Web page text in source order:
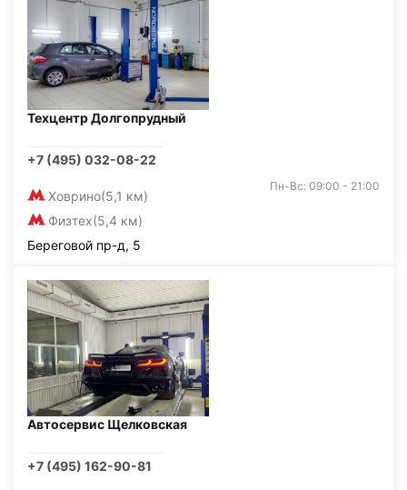
Техцентр Долгопрудный
+7 (495) 032-08-22
Ховрино(5,1 км)
Физтех(5,4 км)
Пн-Вс: 09:00 - 21:00
Береговой пр-д, 5
Автосервис Щелковская
+7 (495) 162-90-81